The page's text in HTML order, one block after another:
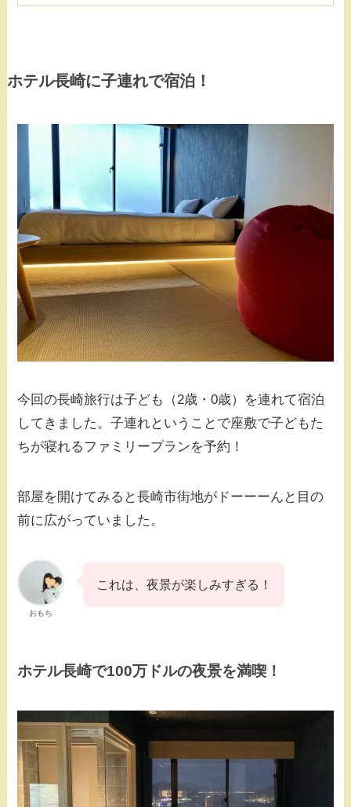
ホテル長崎に子連れで宿泊！
今回の長崎旅行は子ども（2歳・0歳）を連れて宿泊
してきました。子連れということで座敷で子どもた
ちが寝れるファミリープランを予約！
部屋を開けてみると長崎市街地がドーーーんと目の
前に広がっていました。
おもち
これは、夜景が楽しみすぎる！
ホテル長崎で100万ドルの夜景を満喫！